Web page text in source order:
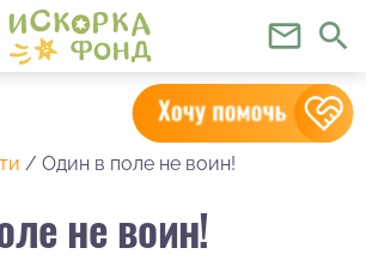
mail_outline search
/ Один в поле не воин!
не воин!